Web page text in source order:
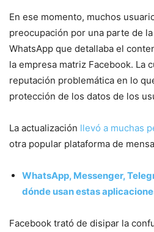
En ese momento, muchos
preocupación por una parte de
WhatsApp que detallaba el
la empresa matriz Facebook. La
reputación problemática en lo
protección de los datos de los
La actualización llevó a muchas
otra popular plataforma de
WhatsApp, Messenger,
dónde usan estas
Facebook trató de disipar la